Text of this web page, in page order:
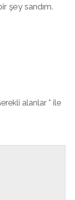
şey sandım.
alanlar * ile